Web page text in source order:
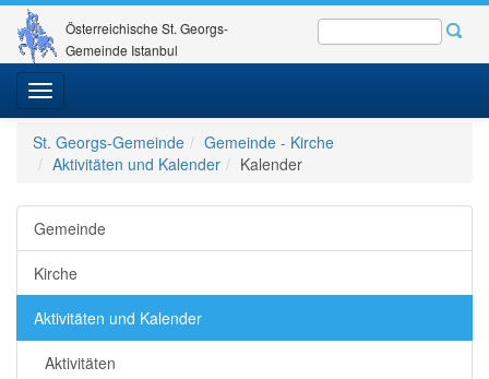
Österreichische St. Georgs-
Gemeinde Istanbul
Toggle
navigation
St. Georgs-Gemeinde
Gemeinde - Kirche
Aktivitäten und Kalender
Kalender
Gemeinde
Kirche
Aktivitäten und Kalender
Aktivitäten